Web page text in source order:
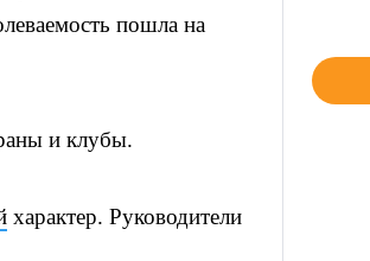
пошла на
и клубы.
характер. Руководители